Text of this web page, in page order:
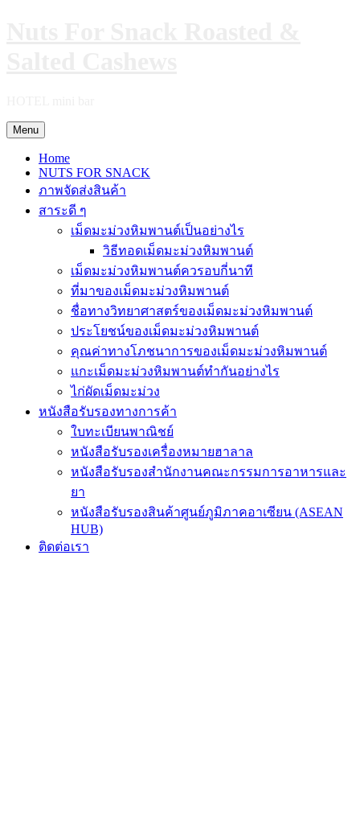
Menu
Home
NUTS FOR SNACK
ภาพจัดส่งสินค้า
สาระดี ๆ
เม็ดมะม่วงหิมพานต์เป็นอย่างไร
วิธีทอดเม็ดมะม่วงหิมพานต์
เม็ดมะม่วงหิมพานต์ควรอบกี่นาที
ที่มาของเม็ดมะม่วงหิมพานต์
ชื่อทางวิทยาศาสตร์ของเม็ดมะม่วงหิมพานต์
ประโยชน์ของเม็ดมะม่วงหิมพานต์
คุณค่าทางโภชนาการของเม็ดมะม่วงหิมพานต์
แกะเม็ดมะม่วงหิมพานต์ทำกันอย่างไร
ไก่ผัดเม็ดมะม่วง
หนังสือรับรองทางการค้า
ใบทะเบียนพาณิชย์
หนังสือรับรองเครื่องหมายฮาลาล
หนังสือรับรองสำนักงานคณะกรรมการอาหารและ
ยา
หนังสือรับรองสินค้าศูนย์ภูมิภาคอาเซียน (ASEAN
HUB)
ติดต่อเรา